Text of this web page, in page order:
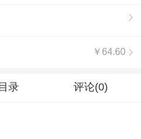
￥64.60
录 评论(0)